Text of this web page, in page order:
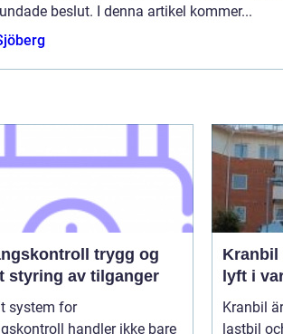
beslut. I denna artikel kommer...
trygg og
styring av tilganger
system for
handler ikke bare
Kranbil
lyft i
Kranbil
lastbil